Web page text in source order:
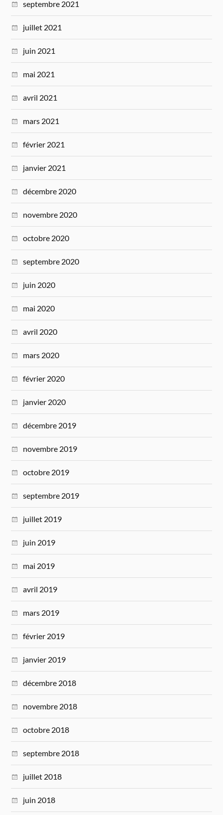
septembre 2021
juillet 2021
juin 2021
mai 2021
avril 2021
mars 2021
février 2021
janvier 2021
décembre 2020
novembre 2020
octobre 2020
septembre 2020
juin 2020
mai 2020
avril 2020
mars 2020
février 2020
janvier 2020
décembre 2019
novembre 2019
octobre 2019
septembre 2019
juillet 2019
juin 2019
mai 2019
avril 2019
mars 2019
février 2019
janvier 2019
décembre 2018
novembre 2018
octobre 2018
septembre 2018
juillet 2018
juin 2018